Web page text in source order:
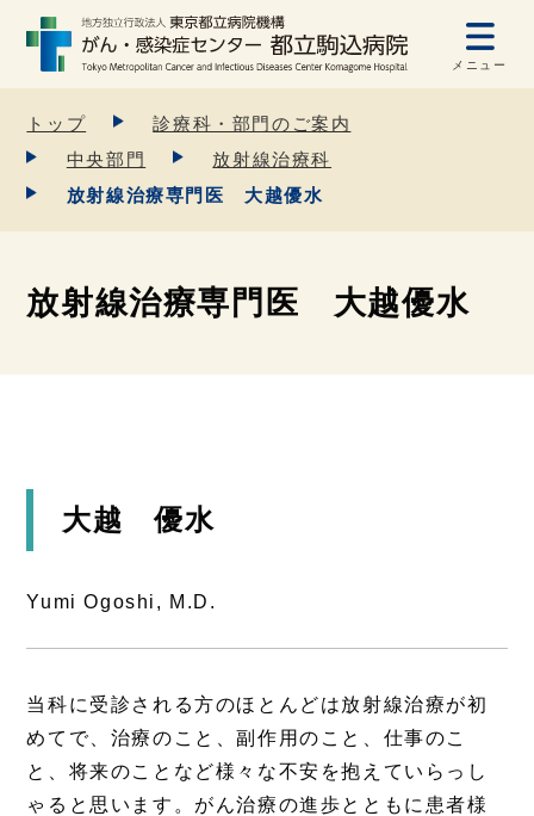
メニュー
トップ
診療科・部門のご案内
中央部門
放射線治療科
放射線治療専門医 大越優水
放射線治療専門医 大越優水
大越 優水
Yumi Ogoshi, M.D.
当科に受診される方のほとんどは放射線治療が初
めてで、治療のこと、副作用のこと、仕事のこ
と、将来のことなど様々な不安を抱えていらっし
ゃると思います。がん治療の進歩とともに患者様